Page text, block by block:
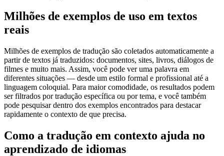
Milhões de exemplos de uso em textos
reais
Milhões de exemplos de tradução são coletados automaticamente a
partir de textos já traduzidos: documentos, sites, livros, diálogos de
filmes e muito mais. Assim, você pode ver uma palavra em
diferentes situações — desde um estilo formal e profissional até a
linguagem coloquial. Para maior comodidade, os resultados podem
ser filtrados por tradução específica ou por tema, e você também
pode pesquisar dentro dos exemplos encontrados para destacar
rapidamente o contexto de que precisa.
Como a tradução em contexto ajuda no
aprendizado de idiomas